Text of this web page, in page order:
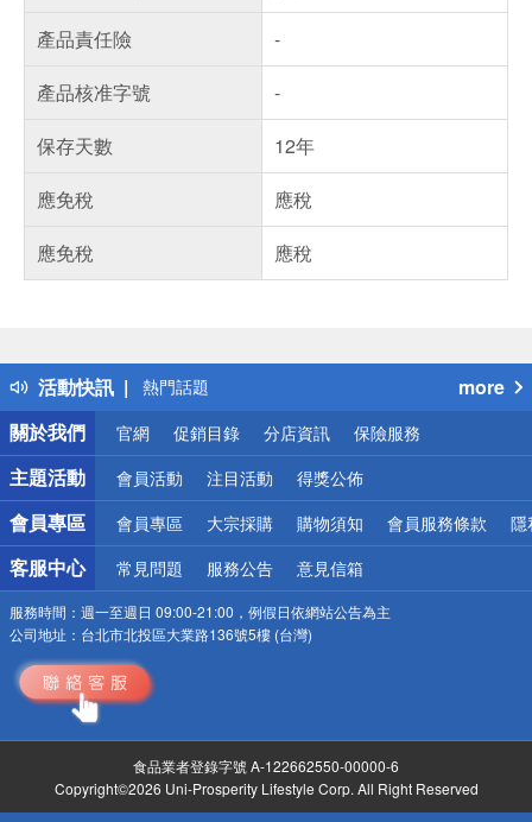
產品責任險
-
產品核准字號
-
保存天數
12年
應免稅
應稅
應免稅
應稅
活動快訊
得獎公告
熱門話題
銀行優惠
偏遠地區配送
詐騙網頁！請小心！
more
關於我們
官網 促銷目錄 分店資訊 保險服務
主題活動 會員活動 注目活動 得獎公佈
會員專區 會員專區 大宗採購 購物須知 會員服務條款 隱
客服中心 常見問題 服務公告 意見信箱
服務時間： 週一至週日 09:00-21:00，例假日依網站公告為主
公司地址： 台北市北投區大業路136號5樓 (台灣)
食品業者登錄字號 A-122662550-00000-6
Copyright©2026 Uni-Prosperity Lifestyle Corp. All Right Reserved